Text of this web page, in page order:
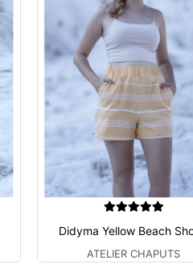
Didyma Yellow Beach
ATELIER CHAPUTS